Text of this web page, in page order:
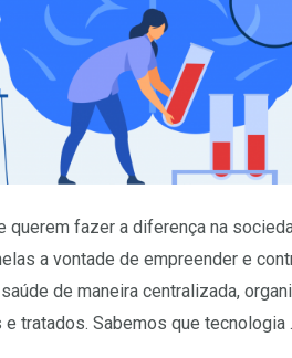
querem fazer a diferença na
a vontade de empreender e
de maneira centralizada,
tratados. Sabemos que tecnologia